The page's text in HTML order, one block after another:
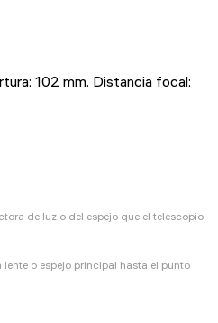
102 mm. Distancia focal:
de luz o del espejo que el telescopio
o espejo principal hasta el punto